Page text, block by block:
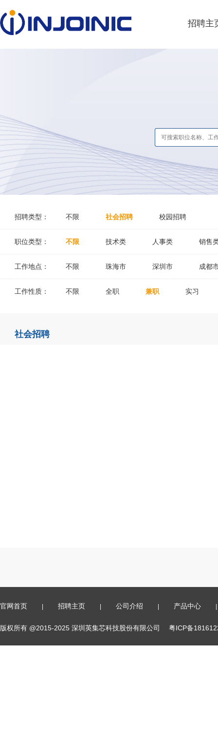
招聘主
招聘类型： 不限 社会招聘 校园招聘
职位类型： 不限 技术类 人事类 销售
工作地点： 不限 珠海市 深圳市 成都
工作性质： 不限 全职 兼职 实习
社会招聘
官网首页 | 招聘主页 | 公司介绍 | 产品中心 |
版权所有 @2015-2025 深圳英集芯科技股份有限公司 粤ICP备